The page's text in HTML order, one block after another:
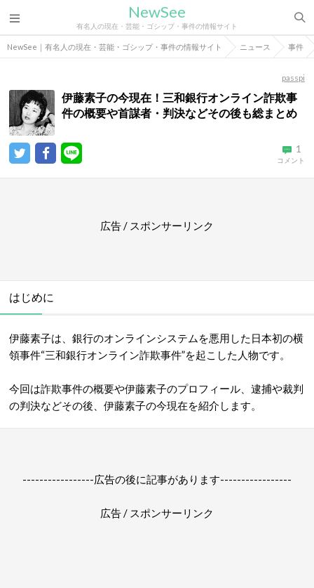
NewSee
有名人の現在・芸能・ゴシップ・事件の情報サイト
NewSee｜有名人の現在・芸能・ゴシップ・事件の情報サイト ニュース 事件
passpi
伊藤素子の今現在！三和銀行オンライン詐欺事
件の概要や首謀者・判決などその後も総まとめ
1
コメント
広告 / スポンサーリンク
はじめに
伊藤素子は、銀行のオンラインシステムを悪用した日本初の横
領事件“三和銀行オンライン詐欺事件”を起こした人物です。
今回は詐欺事件の概要や伊藤素子のプロフィール、逮捕や裁判
の判決などその後、伊藤素子の今現在を紹介します。
-----------------広告の後に記事があります-----------------
広告 / スポンサーリンク